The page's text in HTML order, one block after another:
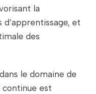
la
et
des
le domaine de
continue est